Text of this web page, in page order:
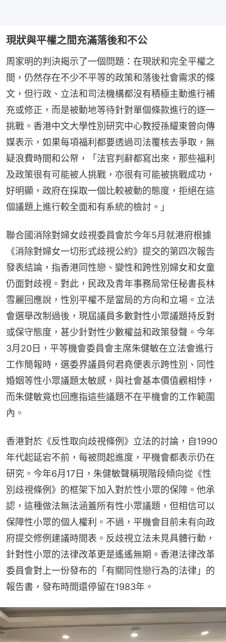
現狀與平權之間充滿落後和不公
周家明的判決揭示了一個問題：在現狀和完全平權之
間，仍然存在不少不平等的政策和落後社會需求的條
文，但行政、立法和司法機構都沒有積極主動進行補
充或修正，而是被動地等待針對單個條款進行的逐一
挑戰。香港中文大學性別研究中心教授孫耀東曾向傳
媒表示，如果每項福利都要透過司法覆核去爭取，無
疑浪費時間和公帑，「法官判辭都寫出來，那些福利
及政策很有可能被人挑戰，亦很有可能被挑戰成功，
好明顯，政府在採取一個比較被動的態度，拒絕在這
個議題上進行較全面和有系統的檢討。」
聯合國消除對婦女歧視委員會於今年5月就港府根據
《消除對婦女一切形式歧視公約》提交的第四次報告
發表結論，指香港同性戀、變性和跨性別婦女和女童
仍面對歧視。對此，民政及青年事務局常任秘書長林
雪麗回應說，性別平權不是當局的方向和立場。立法
會選舉改制過後，現屆議員多數對性小眾議題持反對
或保守態度，甚少針對性少數權益和政策發聲。今年
3月20日，平等機會委員會主席朱健敏在立法會進行
工作簡報時，選委界議員何君堯便表示跨性別、同性
婚姻等性小眾議題太敏感，與社會基本價值觀相悖，
而朱健敏竟也回應指這些議題不在平機會的工作範圍
內。
香港對於《反性取向歧視條例》立法的討論，自1990
年代起延宕不前，每被問起進度，平機會都表示仍在
研究。今年6月17日，朱健敏聲稱現階段傾向從《性
別歧視條例》的框架下加入對於性小眾的保障。他承
認，這種做法無法涵蓋所有性小眾議題，但相信可以
保障性小眾的個人權利。不過，平機會目前未有向政
府提交修例建議時間表。反歧視立法未見具體行動，
針對性小眾的法律改革更是遙遙無期。香港法律改革
委員會對上一份發布的「有關同性戀行為的法律」的
報告書，發布時間還停留在1983年。